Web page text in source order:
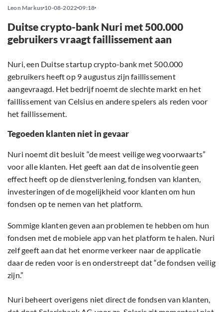
Leon Markus 10-08-2022 09:18
Duitse crypto-bank Nuri met 500.000
gebruikers vraagt faillissement aan
Nuri, een Duitse startup crypto-bank met 500.000
gebruikers heeft op 9 augustus zijn faillissement
aangevraagd. Het bedrijf noemt de slechte markt en het
faillissement van Celsius en andere spelers als reden voor
het faillissement.
Tegoeden klanten niet in gevaar
Nuri noemt dit besluit “de meest veilige weg voorwaarts”
voor alle klanten. Het geeft aan dat de insolventie geen
effect heeft op de dienstverlening, fondsen van klanten,
investeringen of de mogelijkheid voor klanten om hun
fondsen op te nemen van het platform.
Sommige klanten geven aan problemen te hebben om hun
fondsen met de mobiele app van het platform te halen. Nuri
zelf geeft aan dat het enorme verkeer naar de applicatie
daar de reden voor is en onderstreept dat “de fondsen veilig
zijn.”
Nuri beheert overigens niet direct de fondsen van klanten,